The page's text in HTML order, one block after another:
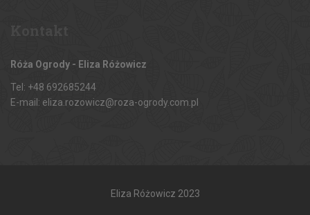
Róża Ogrody - Eliza Różowicz
Tel: +48 692685244
E-mail: eliza.rozowicz@roza-ogrody.com.pl
Eliza Różowicz 2023